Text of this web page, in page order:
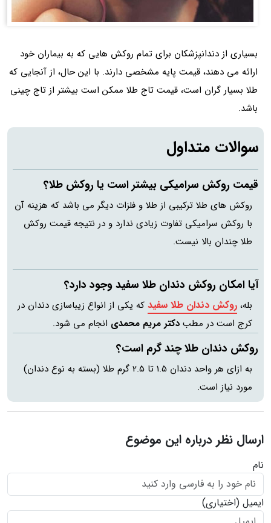
بسیاری از دندانپزشکان برای تمام روکش هایی که به بیماران خود
ارائه می دهند، قیمت پایه مشخصی دارند. با این حال، از آنجایی که
طلا بسیار گران است، قیمت تاج طلا ممکن است بیشتر از تاج چینی
باشد.
سوالات متداول
قیمت روکش سرامیکی بیشتر است یا روکش طلا؟
روکش های طلا ترکیبی از طلا و فلزات دیگر می باشد که هزینه آن
با روکش سرامیکی تفاوت زیادی ندارد و در نتیجه قیمت روکش
طلا چندان بالا نیست.
آیا امکان روکش دندان طلا سفید وجود دارد؟
بله، روکش دندان طلا سفید که یکی از انواع زیباسازی دندان در
کرج است در مطب دکتر مریم محمدی انجام می شود.
روکش دندان طلا چند گرم است؟
به ازای هر واحد دندان 1.5 تا 2.5 گرم طلا (بسته به نوع دندان)
مورد نیاز است.
ارسال نظر درباره این موضوع
نام
ایمیل (اختیاری)